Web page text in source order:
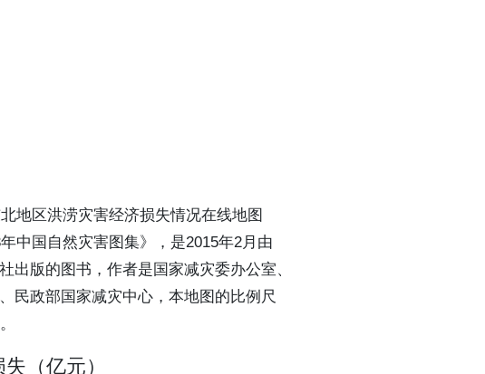
地区洪涝灾害经济损失情况在线地图
中国自然灾害图集》，是2015年2月由
出版的图书，作者是国家减灾委办公室、
民政部国家减灾中心，本地图的比例尺
（亿元）